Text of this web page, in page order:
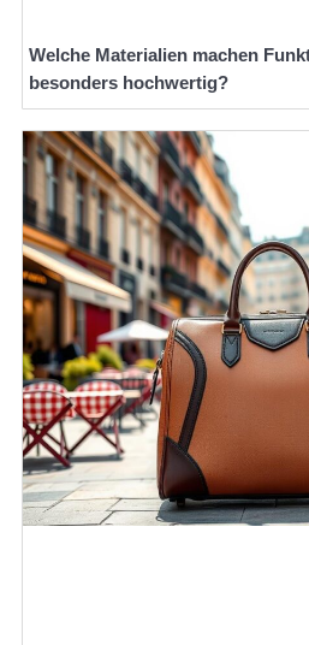
Welche Materialien machen
besonders hochwertig?